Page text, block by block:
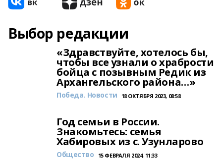
Выбор редакции
«Здравствуйте, хотелось бы,
чтобы все узнали о храбрости
бойца с позывным Редик из
Архангельского района…»
Победа. Новости 18 ОКТЯБРЯ 2023, 08:58
Год семьи в России.
Знакомьтесь: семья
Хабировых из с. Узунларово
Общество 15 ФЕВРАЛЯ 2024, 11:33